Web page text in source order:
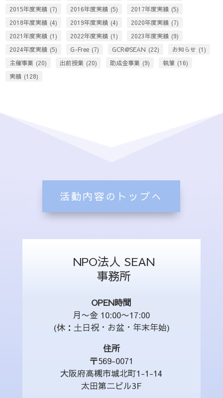
2015年度実績 (7) 2016年度実績 (5) 2017年度実績 (5)
2018年度実績 (4) 2019年度実績 (4) 2020年度実績 (7)
2021年度実績 (1) 2022年度実績 (1) 2023年度実績 (9)
2024年度実績 (5) G-Free (7) GCR@SEAN (22) お知らせ (1)
主催事業 (20) 出前授業 (20) 助成金事業 (9) 執筆 (16)
実績 (128)
活動内容のトップへ
NPO法人 SEAN
事務所
OPEN時間
月〜金 10:00〜17:00
(休：土日祝・お盆・年末年始)
住所
〒569-0071
大阪府高槻市城北町1-1-14
太田第二ビル3F